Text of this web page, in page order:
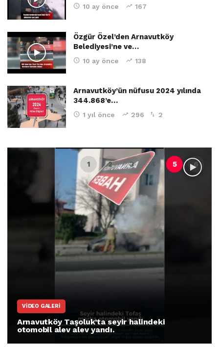
10 ay önce 167
Özgür Özel’den Arnavutköy
Belediyesi’ne ve…
10 ay önce 138
Arnavutköy’ün nüfusu 2024 yılında
344.868’e…
1 yıl önce 296 2
VIDEO GALERI
Arnavutköy Taşoluk’ta seyir halindeki
otomobil alev alev yandı.